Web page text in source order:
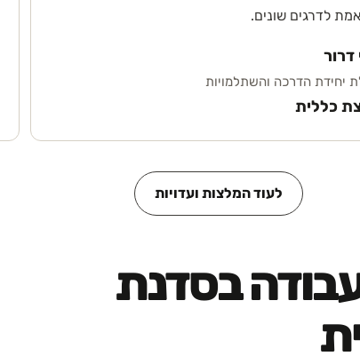
לדרגים שונים.
דרור
יחידת הדרכה והשתלמויות
כללית
לעוד המלצות ועדויות
בסדנת